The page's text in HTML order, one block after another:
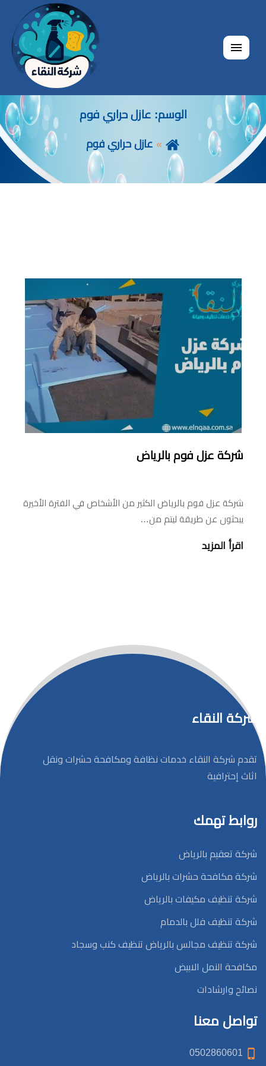
القائمة
الوسم: عازل حراري فوم
عازل حراري فوم
شركة عزل فوم بالرياض
شركة عزل فوم بالرياض الكثير من الأشخاص في الفترة الأخيرة
يبحثون عن طريقة ليتم من…
اقرأ المزيد
شركة النقاء
تقدم شركة النقاء خدمات نظافة ومكافحة حشرات ونقل
اثاث إحترافية
روابط تهمك
شركة تعقيم بالرياض
شركة مكافحة حشرات بالرياض
شركة تنظيف مكيفات بالرياض
شركة تنظيف فلل بالدمام
شركة تنظيف مجالس بالرياض تنظيف كنب وسجاد
مكافحة النمل الابيض
نصائح وارشادات
تواصل معنا